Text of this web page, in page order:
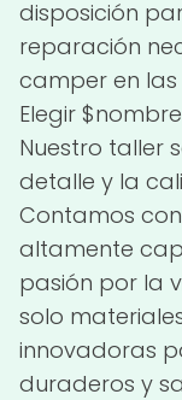
disposición
reparación
camper en las
Elegir
Nuestro taller
detalle y la
Contamos
altamente
pasión por la
solo
innovadoras
duraderos y